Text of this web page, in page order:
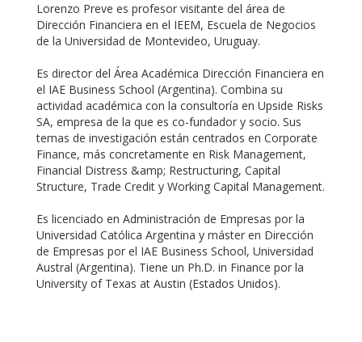
Lorenzo Preve es profesor visitante del área de
Dirección Financiera en el IEEM, Escuela de Negocios
de la Universidad de Montevideo, Uruguay.
Es director del Área Académica Dirección Financiera en
el IAE Business School (Argentina). Combina su
actividad académica con la consultoría en Upside Risks
SA, empresa de la que es co-fundador y socio. Sus
temas de investigación están centrados en Corporate
Finance, más concretamente en Risk Management,
Financial Distress &amp; Restructuring, Capital
Structure, Trade Credit y Working Capital Management.
Es licenciado en Administración de Empresas por la
Universidad Católica Argentina y máster en Dirección
de Empresas por el IAE Business School, Universidad
Austral (Argentina). Tiene un Ph.D. in Finance por la
University of Texas at Austin (Estados Unidos).